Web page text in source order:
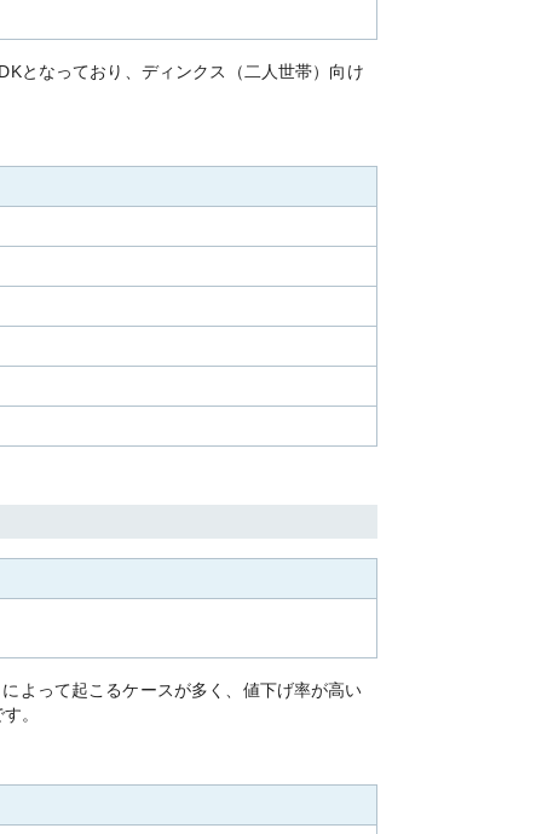
となっており、ディンクス（二人世帯）向け
よって起こるケースが多く、値下げ率が高い
。